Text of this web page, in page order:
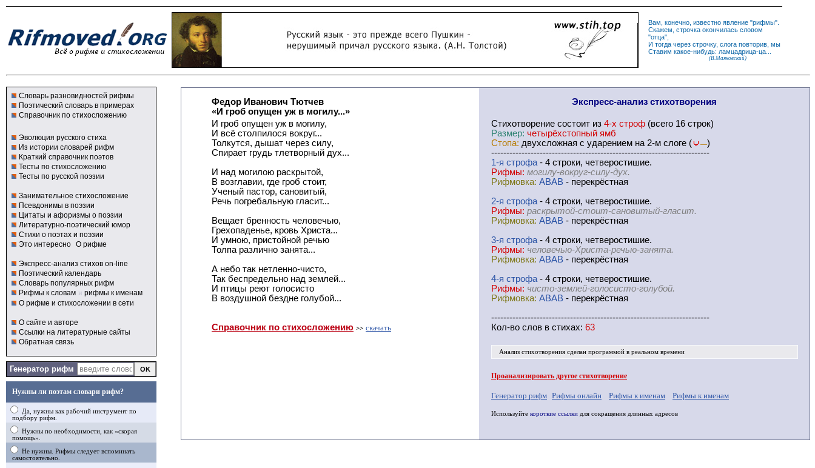
Вам, конечно, известно явление "рифмы".
Скажем, строчка окончилась словом
"отца",
И тогда через строчку, слога повторив, мы
Ставим какое-нибудь: ламцадрица-ца...
(В.Маяковский)
Словарь разновидностей рифмы
Поэтический словарь в примерах
Справочник по стихосложению
Эволюция русского стиха
Из истории словарей рифм
Краткий справочник поэтов
Тесты по стихосложению
Тесты по русской поэзии
Занимательное стихосложение
Псевдонимы в поэзии
Цитаты и афоризмы о поэзии
Литературно-поэтический юмор
Стихи о поэтах и поэзии
Это интересно О рифме
Экспресс-анализ стихов on-line
Поэтический календарь
Словарь популярных рифм
Рифмы к словам и рифмы к именам
О рифме и стихосложении в сети
О сайте и авторе
Ссылки на литературные сайты
Обратная связь
Генератор рифм
Нужны ли поэтам словари рифм?
Да, нужны как рабочий инструмент по
подбору рифм.
Нужны по необходимости, как «скорая
помощь».
Не нужны. Рифмы следует вспоминать
самостоятельно.
Федор Иванович Тютчев
«И гроб опущен уж в могилу...»
И гроб опущен уж в могилу,
И всё столпилося вокруг...
Толкутся, дышат через силу,
Спирает грудь тлетворный дух...
И над могилою раскрытой,
В возглавии, где гроб стоит,
Ученый пастор, сановитый,
Речь погребальную гласит...
Вещает бренность человечью,
Грехопаденье, кровь Христа...
И умною, пристойной речью
Толпа различно занята...
А небо так нетленно-чисто,
Так беспредельно над землей...
И птицы реют голосисто
В воздушной бездне голубой...
Справочник по стихосложению >> скачать
Экспресс-анализ стихотворения
Cтихотворение состоит из 4-х строф (всего 16 строк)
Размер: четырёхстопный ямб
Стопа: двухсложная с ударением на 2-м слоге ( —)
------------------------------------------------------------------------
1-я cтрофа - 4 строки, четверостишие.
Рифмы: могилу-вокруг-силу-дух.
Рифмовка: ABAB - перекрёстная
2-я cтрофа - 4 строки, четверостишие.
Рифмы: раскрытой-стоит-сановитый-гласит.
Рифмовка: ABAB - перекрёстная
3-я cтрофа - 4 строки, четверостишие.
Рифмы: человечью-Христа-речью-занята.
Рифмовка: ABAB - перекрёстная
4-я cтрофа - 4 строки, четверостишие.
Рифмы: чисто-землей-голосисто-голубой.
Рифмовка: ABAB - перекрёстная
------------------------------------------------------------------------
Кол-во слов в стихах: 63
Анализ стихотворениясделан программой в реальном времени
Проанализировать другое стихотворение
Генератор рифм Рифмы онлайн Рифмы к именам Рифмы к именам
Используйте короткие ссылки для сокращения длинных адресов